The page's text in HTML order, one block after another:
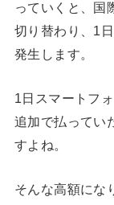
っていくと、国
切り替わり、1
発生します。
1日スマートフ
追加で払ってい
すよね。
そんな高額にな